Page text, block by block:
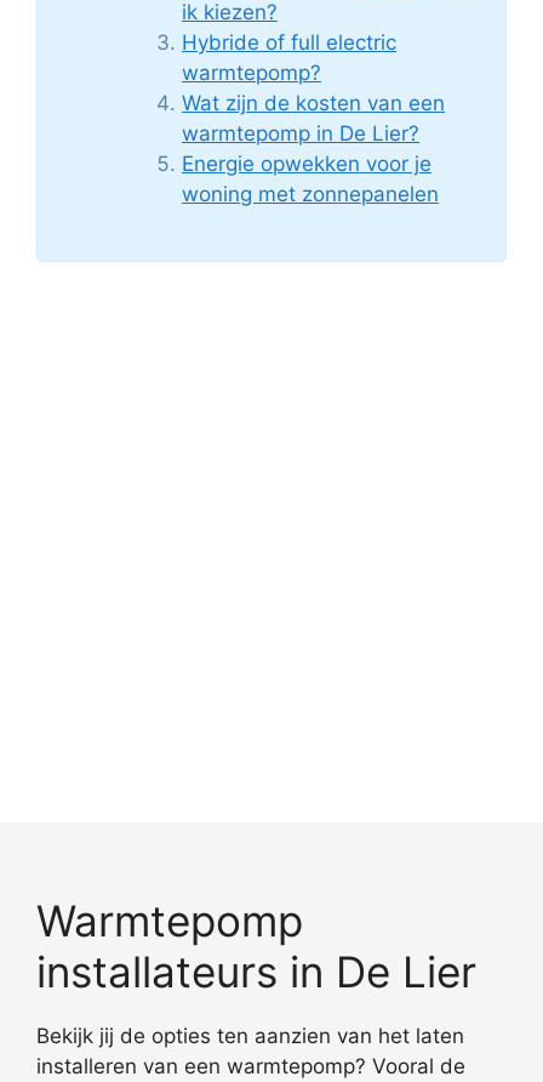
ik kiezen?
Hybride of full electric
warmtepomp?
Wat zijn de kosten van een
warmtepomp in De Lier?
Energie opwekken voor je
woning met zonnepanelen
Warmtepomp
installateurs in De Lier
Bekijk jij de opties ten aanzien van het laten
installeren van een warmtepomp? Vooral de